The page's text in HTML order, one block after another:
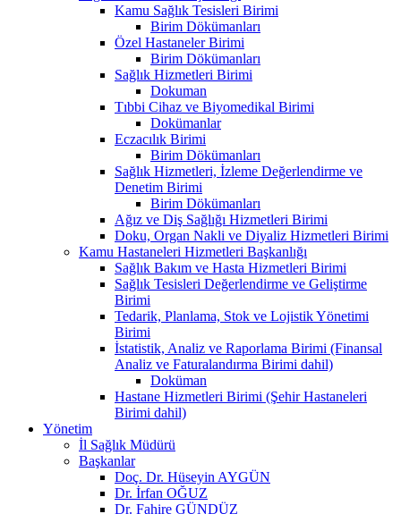
Kamu Sağlık Tesisleri Birimi
Birim Dökümanları
Özel Hastaneler Birimi
Birim Dökümanları
Sağlık Hizmetleri Birimi
Dokuman
Tıbbi Cihaz ve Biyomedikal Birimi
Dokümanlar
Eczacılık Birimi
Birim Dökümanları
Sağlık Hizmetleri, İzleme Değerlendirme ve
Denetim Birimi
Birim Dökümanları
Ağız ve Diş Sağlığı Hizmetleri Birimi
Doku, Organ Nakli ve Diyaliz Hizmetleri Birimi
Kamu Hastaneleri Hizmetleri Başkanlığı
Sağlık Bakım ve Hasta Hizmetleri Birimi
Sağlık Tesisleri Değerlendirme ve Geliştirme
Birimi
Tedarik, Planlama, Stok ve Lojistik Yönetimi
Birimi
İstatistik, Analiz ve Raporlama Birimi (Finansal
Analiz ve Faturalandırma Birimi dahil)
Doküman
Hastane Hizmetleri Birimi (Şehir Hastaneleri
Birimi dahil)
Yönetim
İl Sağlık Müdürü
Başkanlar
Doç. Dr. Hüseyin AYGÜN
Dr. İrfan OĞUZ
Dr. Fahire GÜNDÜZ